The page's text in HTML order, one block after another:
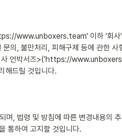
www.unboxers.team' 이하 '회사
의, 불만처리, 피해구제 등에 관한 사
사 언박서즈>('https://
해드릴 것입니다.
, 법령 및 방침에 따른 변경내용의
통하여 고지할 것입니다.